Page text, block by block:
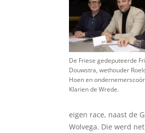
De Friese gedeputeerde
Douwstra, wethouder
Hoen en
Klarien de Wrede.
eigen race, naast de
Wolvega. Die werd